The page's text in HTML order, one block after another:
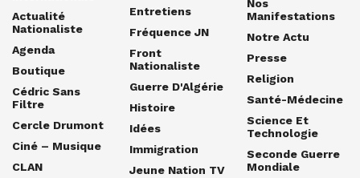
Actualité
Nationaliste
Agenda
Boutique
Cédric Sans
Filtre
Cercle Drumont
Ciné – Musique
CLAN
Entretiens
Fréquence JN
Front
Nationaliste
Guerre D'Algérie
Histoire
Idées
Immigration
Jeune Nation TV
Nos
Manifestations
Notre Actu
Presse
Religion
Santé-Médecine
Science Et
Technologie
Seconde Guerre
Mondiale